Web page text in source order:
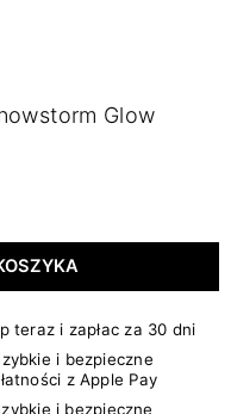
Glow
teraz i zapłac za 30 dni
i bezpieczne
z Apple Pay
i bezpieczne